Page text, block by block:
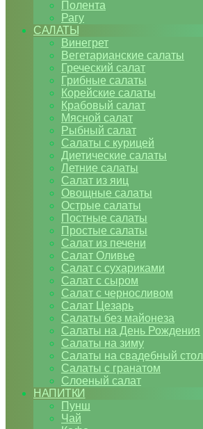
Полента
Рагу
САЛАТЫ
Винегрет
Вегетарианские салаты
Греческий салат
Грибные салаты
Корейские салаты
Крабовый салат
Мясной салат
Рыбный салат
Салаты с курицей
Диетические салаты
Летние салаты
Салат из яиц
Овощные салаты
Острые салаты
Постные салаты
Простые салаты
Салат из печени
Салат Оливье
Салат с сухариками
Салат с сыром
Салат с черносливом
Салат Цезарь
Салаты без майонеза
Салаты на День Рождения
Салаты на зиму
Салаты на свадебный стол
Салаты с гранатом
Слоеный салат
НАПИТКИ
Пунш
Чай